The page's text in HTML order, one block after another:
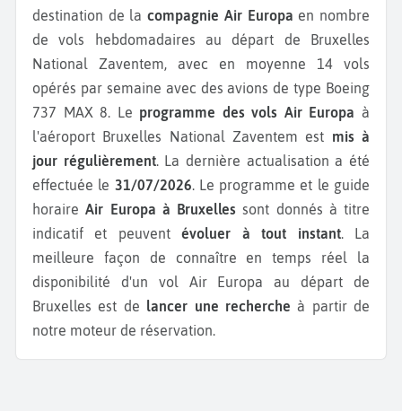
destination de lacompagnie Air Europa en nombre
de vols hebdomadaires au départ de Bruxelles
National Zaventem, avec en moyenne 14 vols
opérés par semaine avec des avions de type Boeing
737 MAX 8. Le programme des vols Air Europa à
l'aéroport Bruxelles National Zaventem est mis à
jour régulièrement. La dernière actualisation a été
effectuée le 31/07/2026. Le programme et le guide
horaireAir Europa à Bruxelles sont donnés à titre
indicatif et peuventévoluer à tout instant. La
meilleure façon de connaître en temps réel la
disponibilité d'un vol Air Europa au départ de
Bruxelles est de lancer une recherche à partir de
notre moteur de réservation.